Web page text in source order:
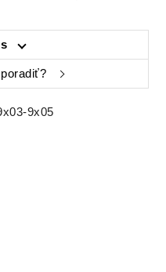
9x05